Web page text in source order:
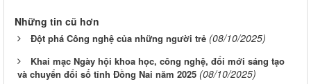
Những tin cũ hơn
Đột phá Công nghệ của những người trẻ (08/10/2025)
Khai mạc Ngày hội khoa học, công nghệ, đổi mới sáng tạo
và chuyển đổi số tỉnh Đồng Nai năm 2025 (08/10/2025)